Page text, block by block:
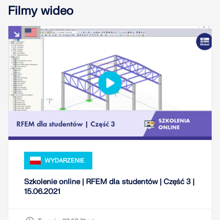
dokładniejszych przepływów pracy w inżynierii
konstrukcyjnej.
Filmy wideo
WYDARZENIE
Szkolenie online | RFEM dla studentów | Część 3 |
15.06.2021